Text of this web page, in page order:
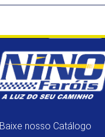
Baixe nosso Catálogo